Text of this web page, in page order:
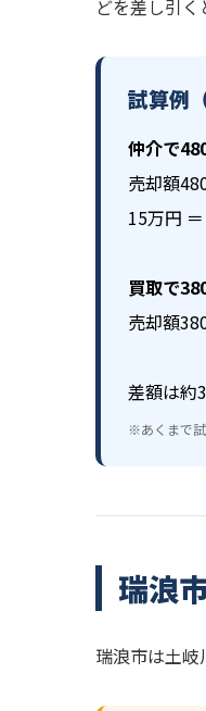
どを差し引く
試算例
仲介で
売却額
15万円 ＝
買取で
売却額
差額は約
※あくまで試
瑞浪
瑞浪市は土岐